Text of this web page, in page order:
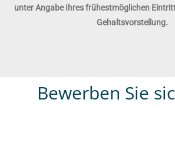
unter Angabe Ihres frühestmöglichen
Gehaltsvorstellung.
Bewerben Sie